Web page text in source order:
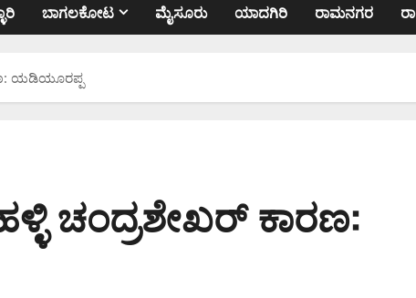
ಬಾಗಲಕೋಟ ಮೈಸೂರು ಯಾದಗಿರಿ ರಾಮನಗರ
ಯಡಿಯೂರಪ್ಪ
ಚಂದ್ರಶೇಖರ್ ಕಾರಣ: